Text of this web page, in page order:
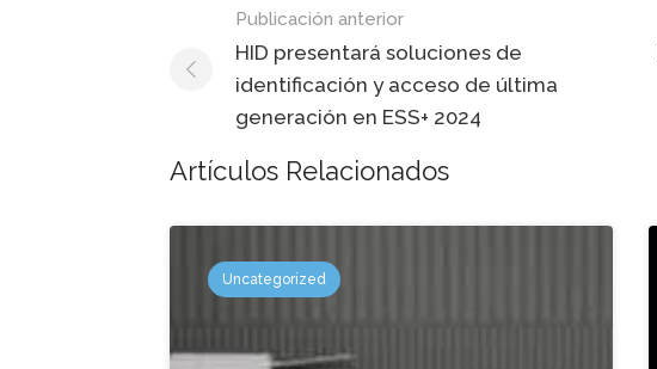
Mensaje
de
navegación
Publicación anterior
HID presentará soluciones de
identificación y acceso de última
generación en ESS+ 2024
Artículos Relacionados
Uncategorized